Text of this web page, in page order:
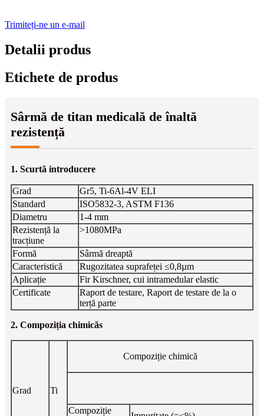
Trimiteți-ne un e-mail
Detalii produs
Etichete de produs
Sârmă de titan medicală de înaltă
rezistență
1. Scurtă introducere
Grad
Gr5, Ti-6Al-4V ELI
Standard
ISO5832-3, ASTM F136
Diametru
1-4 mm
Rezistență la
tracțiune
>1080MPa
Formă
Sârmă dreaptă
Caracteristică
Rugozitatea suprafeței ≤0,8µm
Aplicație
Fir Kirschner, cui intramedular elastic
Certificate
Raport de testare, Raport de testare de la o
terță parte
2. Compoziția chimicăs
Grad Ti
Compoziție chimică
Compoziție